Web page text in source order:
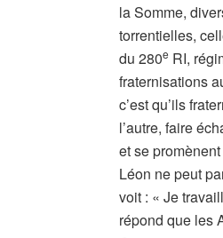
la Somme,
torrentielles,
du 280e RI,
fraternisations
c’est qu’ils
l’autre, faire
et se
Léon ne peut
voit : « Je
répond que les